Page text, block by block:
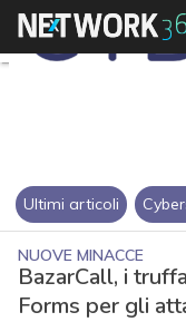
Ultimi articoli
NUOVE MINACCE
BazarCall, i
Forms per gli